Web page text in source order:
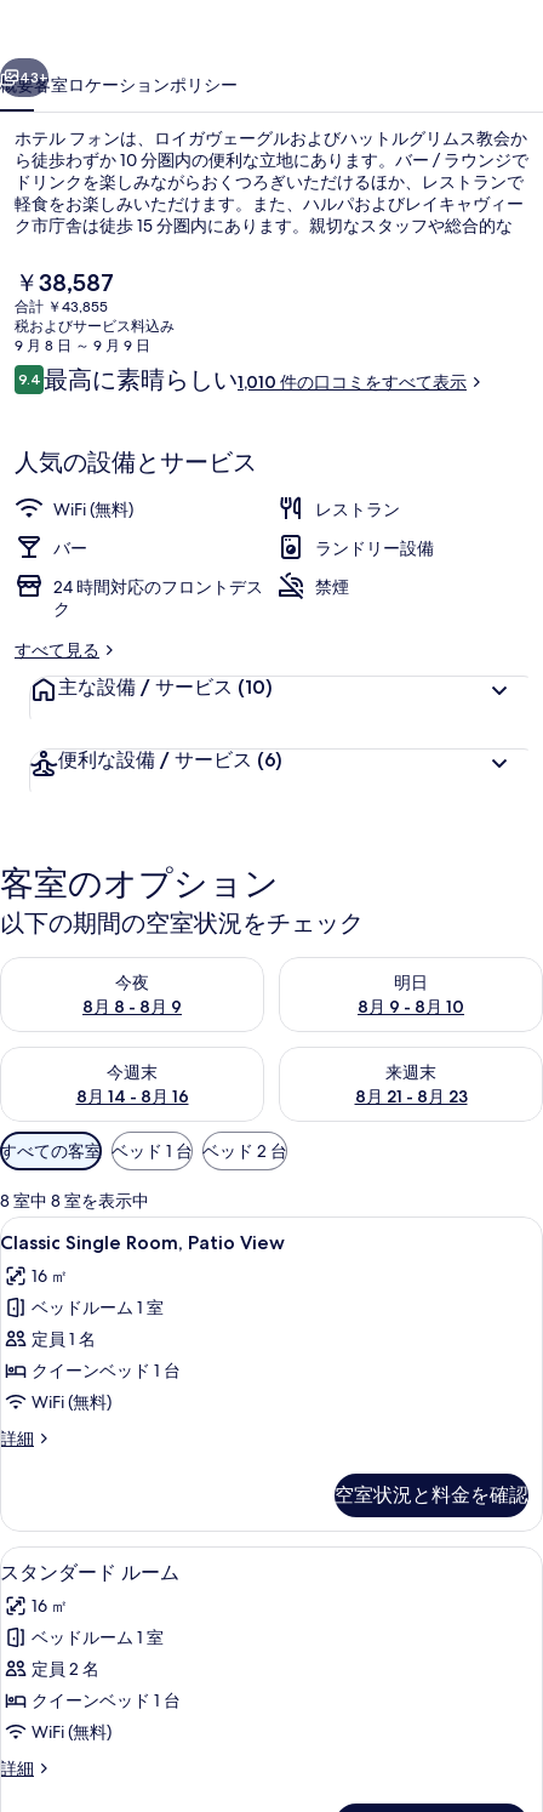
写
真
ギ
ャ
ラ
リ
ー
次へ
43+
概要客室ロケーションポリシー
ホテル フォンは、ロイガヴェーグルおよびハットルグリムス教会か
ら徒歩わずか 10 分圏内の便利な立地にあります。バー / ラウンジで
ドリンクを楽しみながらおくつろぎいただけるほか、レストランで
軽食をお楽しみいただけます。また、ハルパおよびレイキャヴィー
ク市庁舎は徒歩 15 分圏内にあります。親切なスタッフや総合的な
現
在
の
料
金
は
す
￥38,587
合計 ￥43,855
税およびサービス料込み
9 月 8 日 ～ 9 月 9 日
口
コ
9.410段階中9.4
最高に素晴らしい1,010 件の口コミをすべて表示
人気の設備とサービス
WiFi (無料)
レストラン
バー
ランドリー設備
24 時間対応のフロントデス
ク
禁煙
すべて見る
主な設備 / サービス (10)
便利な設備 / サービス (6)
客室のオプション
以下の期間の空室状況をチェック
今夜
8月 8 - 8月 9
今夜 8月 8 - 8月 9 の空室状況をチェック
明日
8月 9 - 8月 10
明日 8月 9 - 8月 10 の空室状
今週末
8月 14 - 8月 16
今週末 8月 14 - 8月 16 の空室状況をチェック
来週末
8月 21 - 8月 23
来週末 8月 21 - 8月 23 の空室
利
用
可
能
な
客
室
の
り
込
み
すべての客室 ベッド 1 台 ベッド 2 台
8 室中 8 室を表示中
Classic
Single
Room,
Patio
View
の
す
べ
写
真
を
表
示
す
る
Classic Single Room, Patio View | セ
7
Classic Single Room, Patio View
16 ㎡
ベッドルーム 1 室
定員 1 名
クイーンベッド 1 台
WiFi (無料)
詳細
Classic
View
の
詳
空室状況と料金を確認
ス
タ
ン
ダ
ー
ド
ー
スタンダード ルーム | バスルーム |
4
スタンダード ルーム
16 ㎡
ベッドルーム 1 室
定員 2 名
クイーンベッド 1 台
WiFi (無料)
詳細
ス